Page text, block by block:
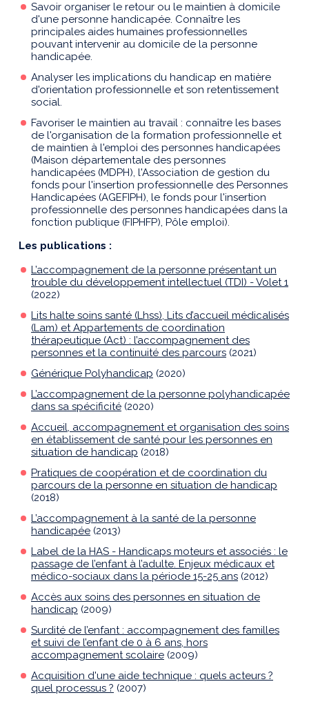
Savoir organiser le retour ou le maintien à domicile
d'une personne handicapée. Connaître les
principales aides humaines professionnelles
pouvant intervenir au domicile de la personne
handicapée.
Analyser les implications du handicap en matière
d'orientation professionnelle et son retentissement
social.
Favoriser le maintien au travail : connaître les bases
de l'organisation de la formation professionnelle et
de maintien à l'emploi des personnes handicapées
(Maison départementale des personnes
handicapées (MDPH), l'Association de gestion du
fonds pour l'insertion professionnelle des Personnes
Handicapées (AGEFIPH), le fonds pour l'insertion
professionnelle des personnes handicapées dans la
fonction publique (FIPHFP), Pôle emploi).
Les publications :
L’accompagnement de la personne présentant un
trouble du développement intellectuel (TDI) - Volet 1
(2022)
Lits halte soins santé (Lhss), Lits d’accueil médicalisés
(Lam) et Appartements de coordination
thérapeutique (Act) : l’accompagnement des
personnes et la continuité des parcours (2021)
Générique Polyhandicap (2020)
L’accompagnement de la personne polyhandicapée
dans sa spécificité (2020)
Accueil, accompagnement et organisation des soins
en établissement de santé pour les personnes en
situation de handicap (2018)
Pratiques de coopération et de coordination du
parcours de la personne en situation de handicap
(2018)
L’accompagnement à la santé de la personne
handicapée (2013)
Label de la HAS - Handicaps moteurs et associés : le
passage de l’enfant à l’adulte. Enjeux médicaux et
médico-sociaux dans la période 15-25 ans (2012)
Accès aux soins des personnes en situation de
handicap (2009)
Surdité de l’enfant : accompagnement des familles
et suivi de l’enfant de 0 à 6 ans, hors
accompagnement scolaire (2009)
Acquisition d'une aide technique : quels acteurs ?
quel processus ? (2007)